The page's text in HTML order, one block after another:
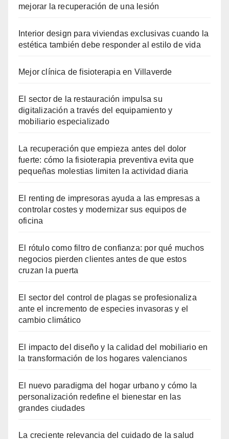
mejorar la recuperación de una lesión
Interior design para viviendas exclusivas cuando la
estética también debe responder al estilo de vida
Mejor clínica de fisioterapia en Villaverde
El sector de la restauración impulsa su
digitalización a través del equipamiento y
mobiliario especializado
La recuperación que empieza antes del dolor
fuerte: cómo la fisioterapia preventiva evita que
pequeñas molestias limiten la actividad diaria
El renting de impresoras ayuda a las empresas a
controlar costes y modernizar sus equipos de
oficina
El rótulo como filtro de confianza: por qué muchos
negocios pierden clientes antes de que estos
cruzan la puerta
El sector del control de plagas se profesionaliza
ante el incremento de especies invasoras y el
cambio climático
El impacto del diseño y la calidad del mobiliario en
la transformación de los hogares valencianos
El nuevo paradigma del hogar urbano y cómo la
personalización redefine el bienestar en las
grandes ciudades
La creciente relevancia del cuidado de la salud